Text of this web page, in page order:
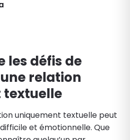
les défis de
relation
textuelle
uniquement textuelle peut
et émotionnelle. Que